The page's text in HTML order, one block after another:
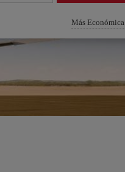
Más Económica